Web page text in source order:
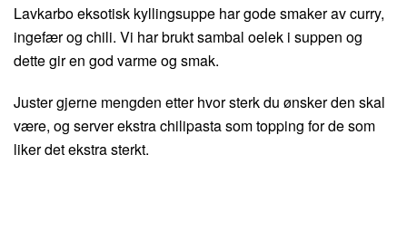
Lavkarbo eksotisk kyllingsuppe har gode smaker av curry,
ingefær og chili. Vi har brukt sambal oelek i suppen og
dette gir en god varme og smak.
Juster gjerne mengden etter hvor sterk du ønsker den skal
være, og server ekstra chilipasta som topping for de som
liker det ekstra sterkt.